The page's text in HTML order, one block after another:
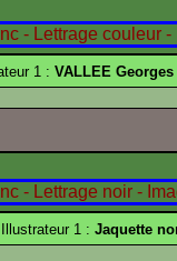
1 : VALLEE Georges
1 : Jaquette